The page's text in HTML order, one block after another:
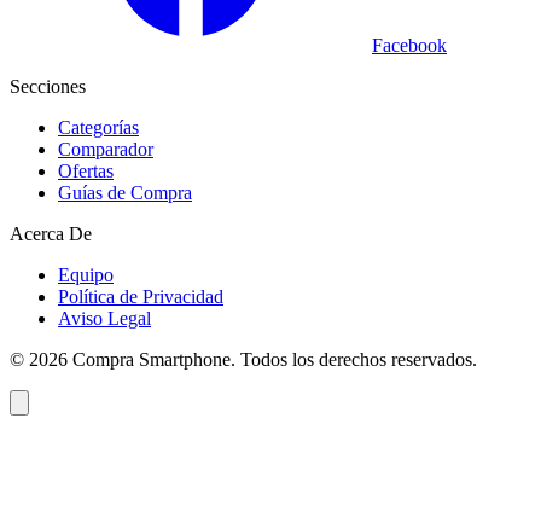
Facebook
Secciones
Categorías
Comparador
Ofertas
Guías de Compra
Acerca De
Equipo
Política de Privacidad
Aviso Legal
© 2026 Compra Smartphone. Todos los derechos reservados.